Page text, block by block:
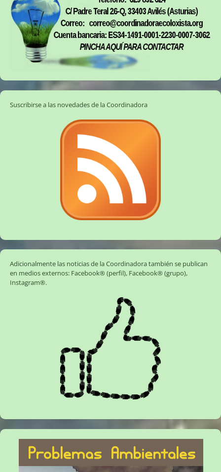
Suscribirse a las novedades de la Coordinadora
Adicionalmente las noticias de la Coordinadora también se publican
en medios externos: Facebook® (perfil), Facebook® (grupo),
Instagram®.